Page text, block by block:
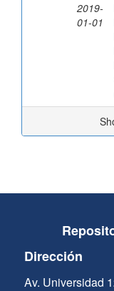
2019-
01-01
Dirección
Av. Universidad